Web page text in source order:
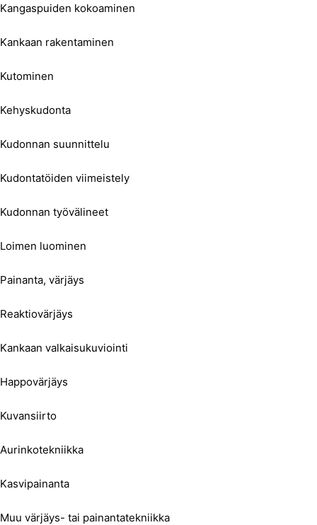
Kangaspuiden kokoaminen
Kankaan rakentaminen
Kutominen
Kehyskudonta
Kudonnan suunnittelu
Kudontatöiden viimeistely
Kudonnan työvälineet
Loimen luominen
Painanta, värjäys
Reaktiovärjäys
Kankaan valkaisukuviointi
Happovärjäys
Kuvansiirto
Aurinkotekniikka
Kasvipainanta
Muu värjäys- tai painantatekniikka